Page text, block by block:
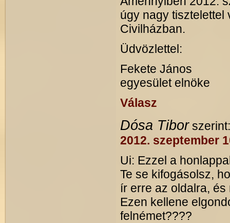
úgy nagy tisztelettel
Civilházban.
Üdvözlettel:
Fekete János
egyesület elnöke
Válasz
Dósa Tibor szerint:
2012. szeptember
Ui: Ezzel a
Te se kifogásolsz,
ír erre az oldalra,
Ezen kellene
felnémet????